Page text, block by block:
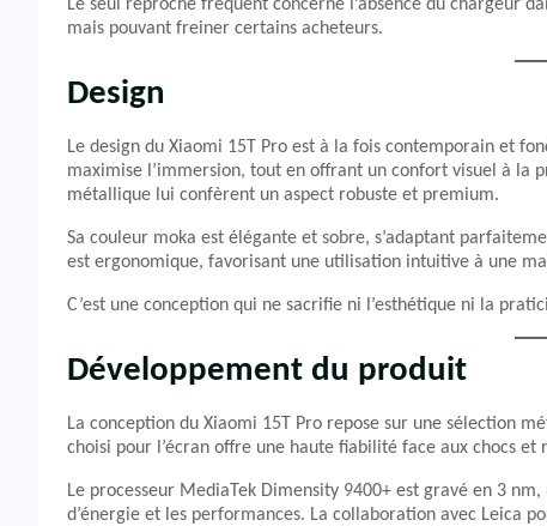
Le seul reproche fréquent concerne l’absence du chargeur
mais pouvant freiner certains acheteurs.
Design
Le design du Xiaomi 15T Pro est à la fois contemporain et
maximise l’immersion, tout en offrant un confort visuel à la
métallique lui confèrent un aspect robuste et premium.
Sa couleur moka est élégante et sobre, s’adaptant
est ergonomique, favorisant une utilisation intuitive à une
C’est une conception qui ne sacrifie ni l’esthétique ni la
Développement du produit
La conception du Xiaomi 15T Pro repose sur une sélection
choisi pour l’écran offre une haute fiabilité face aux chocs
Le processeur MediaTek Dimensity 9400+ est gravé en 3
d’énergie et les performances. La collaboration avec Leica